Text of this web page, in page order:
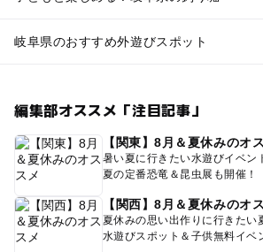
岐阜県のおすすめ外遊びスポット
編集部オススメ「注目記事」
【関東】8月＆夏休みのオ
暑い夏に行きたい水遊びイベン
夏の定番恐竜＆昆虫展も開催！
【関西】8月＆夏休みのオ
夏休みの思い出作りに行きたい
水遊びスポット＆子供無料イベ